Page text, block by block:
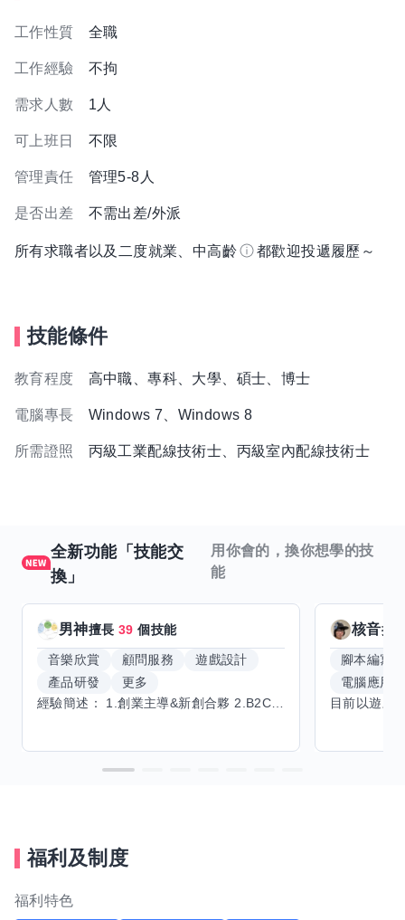
工作性質 全職
工作經驗 不拘
需求人數 1人
可上班日 不限
管理責任 管理5-8人
是否出差 不需出差/外派
所有求職者以及二度就業、中高齡 都歡迎投遞履歷～
技能條件
教育程度 高中職、專科、大學、碩士、博士
電腦專長 Windows 7、Windows 8
所需證照 丙級工業配線技術士、丙級室內配線技術士
全新功能「技能交
換」
用你會的，換你想學的技
能
男神擅長39 個技能
音樂欣賞 顧問服務
遊戲設計
產品研發
更多
核音擅
腳本編寫
電腦應用
福利及制度
福利特色